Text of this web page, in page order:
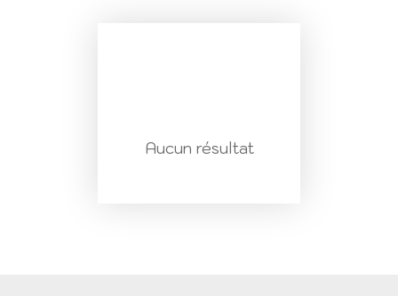
Aucun résultat